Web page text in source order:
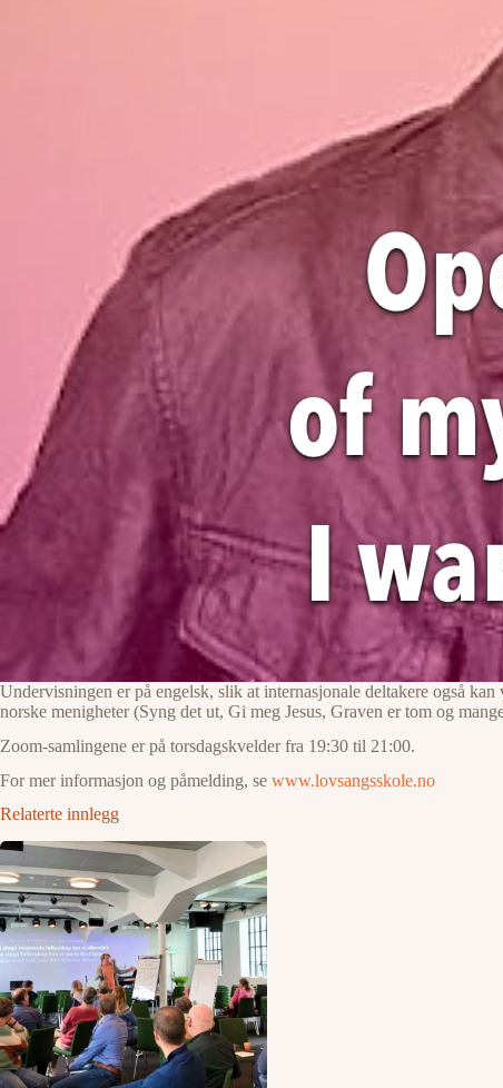
Undervisningen er på engelsk, slik at internasjonale deltakere også
norske menigheter (Syng det ut, Gi meg Jesus, Graven er tom og
Zoom-samlingene er på torsdagskvelder fra 19:30 til 21:00.
For mer informasjon og påmelding, se www.lovsangsskole.no
Relaterte innlegg